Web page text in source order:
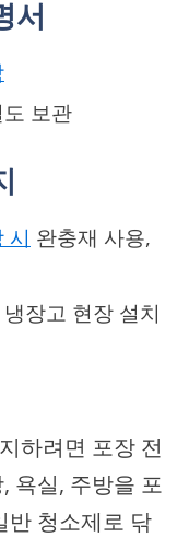
서
도 보관
시 완충재 사용,
장고 현장 설치
하려면 포장 전
욕실, 주방을 포
반 청소제로 닦